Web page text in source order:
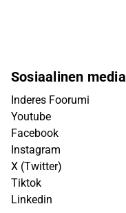
Sosiaalinen media
Inderes Foorumi
Youtube
Facebook
Instagram
X (Twitter)
Tiktok
Linkedin